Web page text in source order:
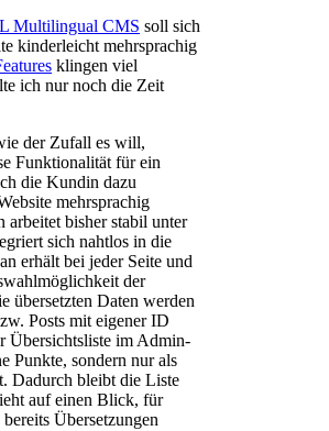
Multilingual CMS soll sich
kinderleicht mehrsprachig
klingen viel
ich nur noch die Zeit
der Zufall es will,
Funktionalität für ein
die Kundin dazu
mehrsprachig
arbeitet bisher stabil unter
sich nahtlos in die
erhält bei jeder Seite und
der
übersetzten Daten werden
Posts mit eigener ID
Übersichtsliste im Admin-
Punkte, sondern nur als
Dadurch bleibt die Liste
auf einen Blick, für
Übersetzungen